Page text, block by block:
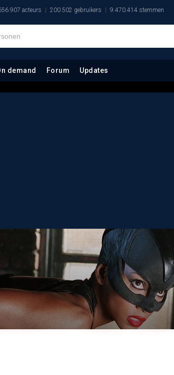
acteurs 200.502 gebruikers 9.470.414 stemmen
demand Forum Updates